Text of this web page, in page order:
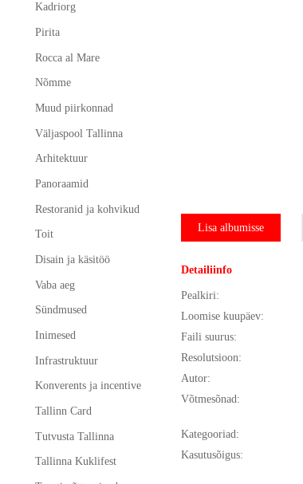
Kadriorg
Pirita
Rocca al Mare
Nõmme
Muud piirkonnad
Väljaspool Tallinna
Arhitektuur
Panoraamid
Restoranid ja kohvikud
Toit
Disain ja käsitöö
Vaba aeg
Sündmused
Inimesed
Infrastruktuur
Konverents ja incentive
Tallinn Card
Tutvusta Tallinna
Tallinna Kuklifest
Lisa albumisse
Detailiinfo
Pealkiri:
Loomise kuupäev:
Faili suurus:
Resolutsioon:
Autor:
Võtmesõnad:
Kategooriad:
Kasutusõigus: